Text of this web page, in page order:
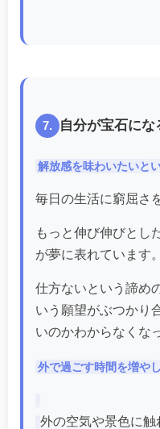
7. 自分が宝石にな
解放感を味わいたいと
毎日の生活に窮屈さ
もっと伸び伸びとし
が夢に表れています。
仕方ないという諦め
いう願望がぶつかり
いのかわからなくな
外で過ごす時間を増や
外の空気や景色に触